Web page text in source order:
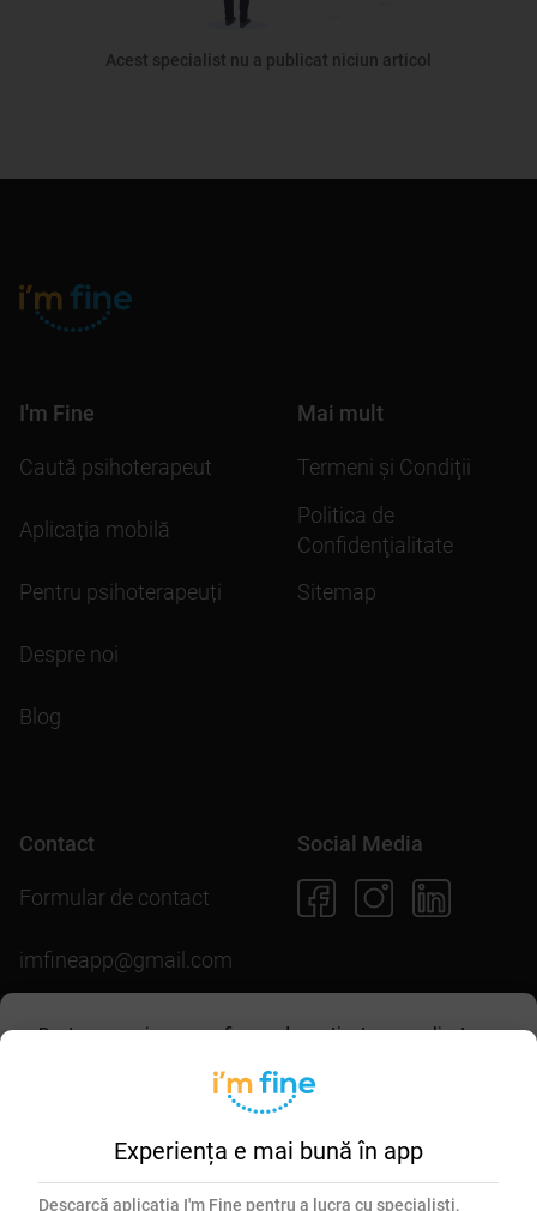
Pentru scopuri precum afișarea de conținut personalizat,
navigării pe acest site înseamnă că ești de acord să
permiți colectarea de informații prin cookie-uri.
Esențiale Marketing
Experiența e mai bună în app
Descarcă aplicația I'm Fine pentru a lucra cu specialiști,
Acest specialist nu a publicat niciun articol
I'm Fine
Caută psihoterapeut
Aplicația mobilă
Pentru psihoterapeuți
Despre noi
Blog
Mai mult
Termeni şi Condiţii
Politica de
Confidenţialitate
Sitemap
Contact
Formular de contact
imfineapp@gmail.com
Social Media